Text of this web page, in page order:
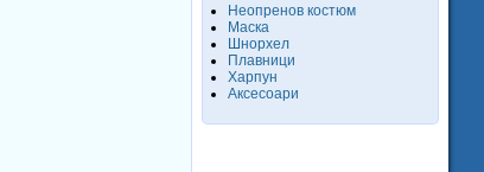
Неопренов костюм
Маска
Шнорхел
Плавници
Харпун
Аксесоари